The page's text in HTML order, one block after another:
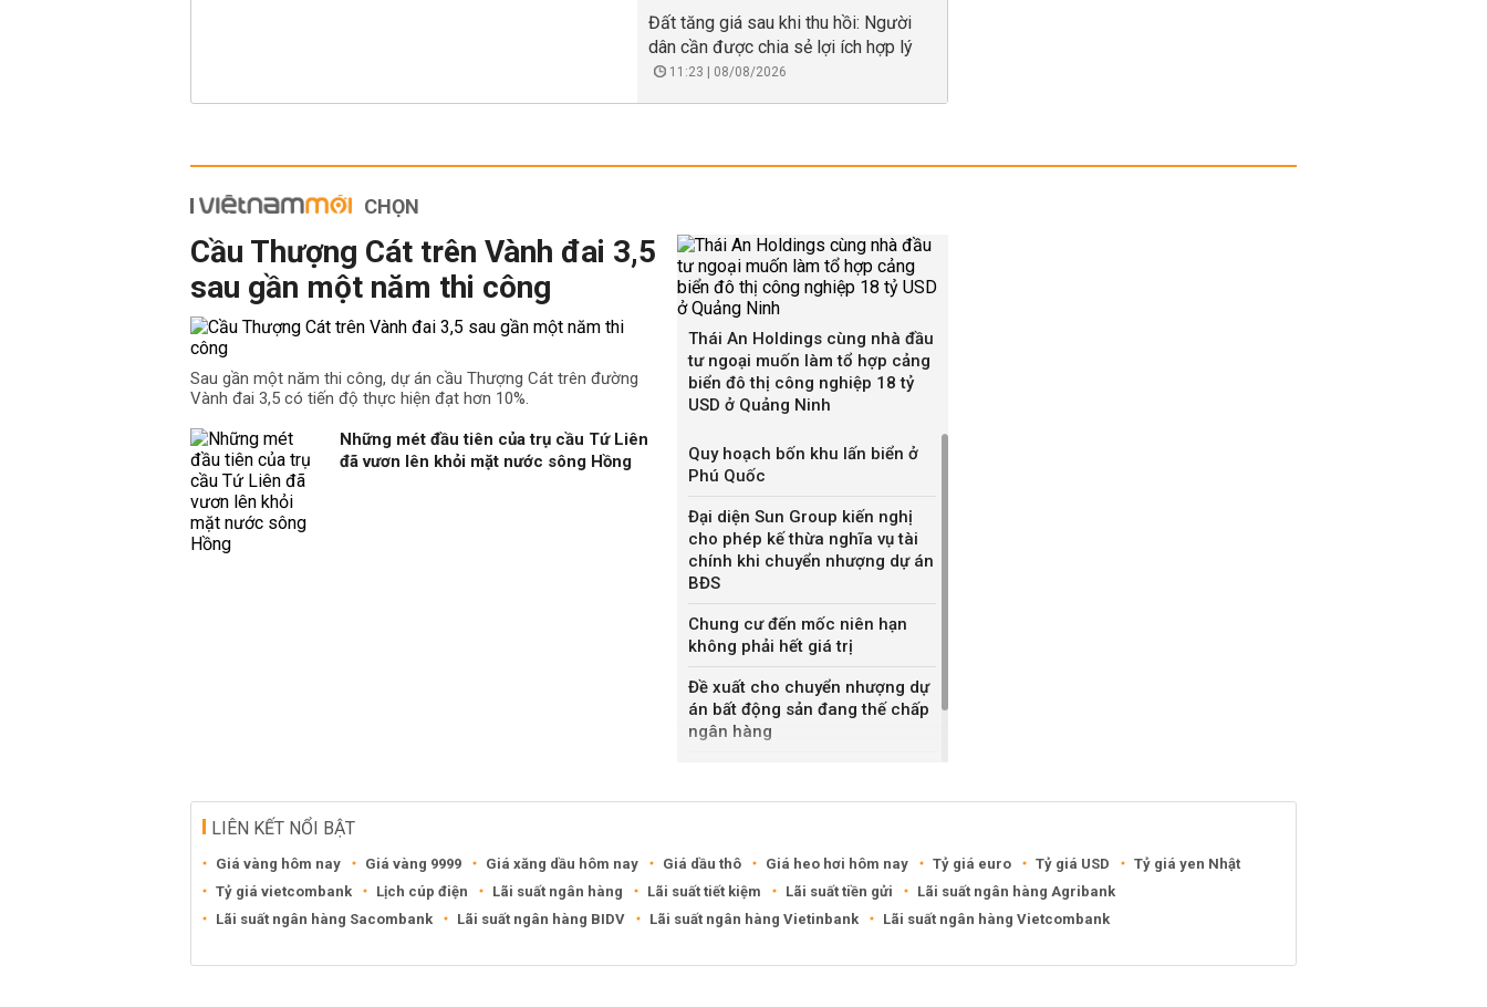
Đất tăng giá sau khi thu hồi: Người
dân cần được chia sẻ lợi ích hợp lý
11:23 | 08/08/2026
CHỌN
Cầu Thượng Cát trên Vành đai 3,5
sau gần một năm thi công
Sau gần một năm thi công, dự án cầu Thượng Cát trên đường
Vành đai 3,5 có tiến độ thực hiện đạt hơn 10%.
Những mét đầu tiên của trụ cầu Tứ Liên
đã vươn lên khỏi mặt nước sông Hồng
Thái An Holdings cùng nhà đầu
tư ngoại muốn làm tổ hợp cảng
biển đô thị công nghiệp 18 tỷ
USD ở Quảng Ninh
Quy hoạch bốn khu lấn biển ở
Phú Quốc
Đại diện Sun Group kiến nghị
cho phép kế thừa nghĩa vụ tài
chính khi chuyển nhượng dự án
BĐS
Chung cư đến mốc niên hạn
không phải hết giá trị
Đề xuất cho chuyển nhượng dự
án bất động sản đang thế chấp
ngân hàng
LIÊN KẾT NỔI BẬT
Giá vàng hôm nay Giá vàng 9999 Giá xăng dầu hôm nay Giá dầu thô Giá heo hơi hôm nay Tỷ giá euro Tỷ giá USD
Tỷ giá yen Nhật
Tỷ giá vietcombank
Lịch cúp điện Lãi suất ngân hàng Lãi suất tiết kiệm Lãi suất tiền gửi
Lãi suất ngân hàng Agribank
Lãi suất ngân hàng Sacombank
Lãi suất ngân hàng BIDV Lãi suất ngân hàng Vietinbank Lãi suất ngân hàng Vietcombank